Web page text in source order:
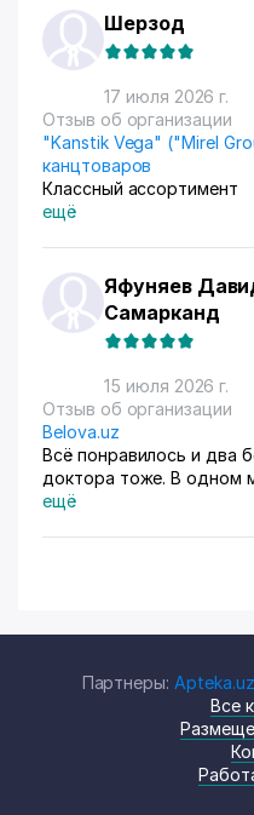
Шерзод
17 июля 2026 г.
Отзыв об организации
"Kanstik Vega" ("Mirel
канцтоваров
Классный ассортимент
ещё
Яфуняев
Самарканд
15 июля 2026 г.
Отзыв об организации
Belova.uz
Всё понравилось и два болших красивых кабинета
доктора тоже. В одном
осмотрела. Там на
ещё
Партнеры: Apteka.uz
Все